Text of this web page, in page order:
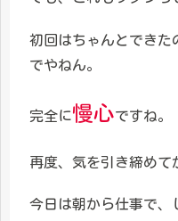
初回はちゃんとできた
でやねん。
完全に慢心ですね。
再度、気を引き締めて
今日は朝から仕事で、